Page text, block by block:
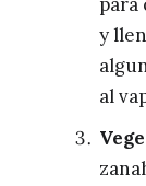
y
al